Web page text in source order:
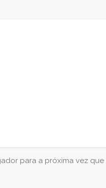
para a próxima vez que